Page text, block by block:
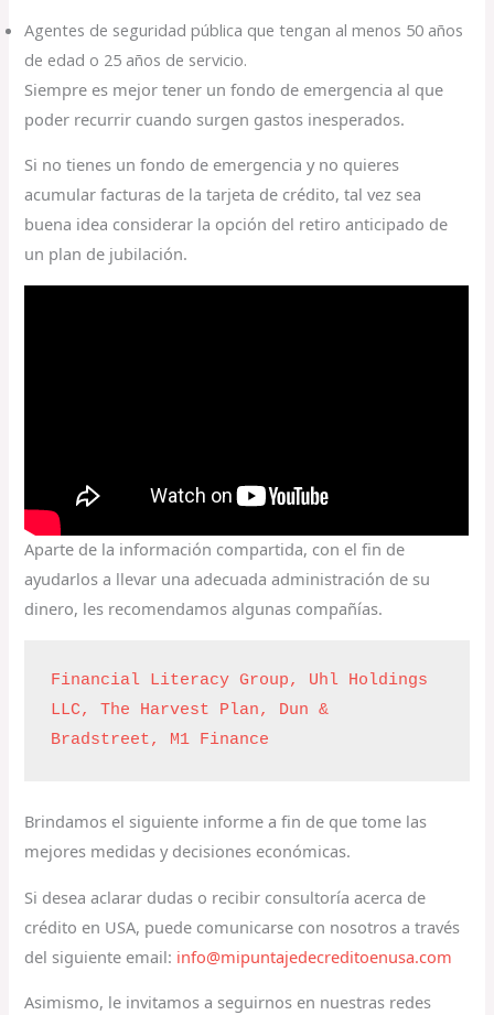
Agentes de seguridad pública que tengan al menos 50 años
de edad o 25 años de servicio.
Siempre es mejor tener un fondo de emergencia al que
poder recurrir cuando surgen gastos inesperados.
Si no tienes un fondo de emergencia y no quieres
acumular facturas de la tarjeta de crédito, tal vez sea
buena idea considerar la opción del retiro anticipado de
un plan de jubilación.
Aparte de la información compartida, con el fin de
ayudarlos a llevar una adecuada administración de su
dinero, les recomendamos algunas compañías.
Financial Literacy Group, Uhl Holdings
LLC, The Harvest Plan, Dun &
Bradstreet, M1 Finance
Brindamos el siguiente informe a fin de que tome las
mejores medidas y decisiones económicas.
Si desea aclarar dudas o recibir consultoría acerca de
crédito en USA, puede comunicarse con nosotros a través
del siguiente email: info@mipuntajedecreditoenusa.com
Asimismo, le invitamos a seguirnos en nuestras redes